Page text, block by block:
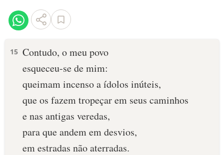
VERSÍCULOS
PALAVRA DO DIA
SALMO DO DIA
DEVOCIONAL DIÁRIO
10 MANDAMENTOS
15 Contudo, o meu povo
esqueceu-se de mim:
queimam incenso a ídolos inúteis,
que os fazem tropeçar em seus caminhos
e nas antigas veredas,
para que andem em desvios,
em estradas não aterradas.